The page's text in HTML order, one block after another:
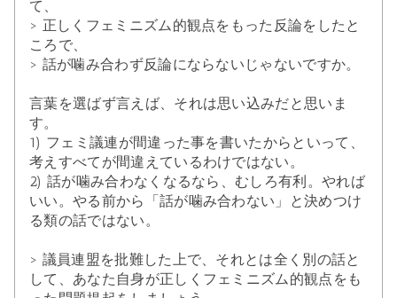
て、
> 正しくフェミニズム的観点をもった反論をしたと
ころで、
> 話が噛み合わず反論にならないじゃないですか。
言葉を選ばず言えば、それは思い込みだと思いま
す。
1) フェミ議連が間違った事を書いたからといって、
考えすべてが間違えているわけではない。
2) 話が噛み合わなくなるなら、むしろ有利。やれば
いい。やる前から「話が噛み合わない」と決めつけ
る類の話ではない。
> 議員連盟を批難した上で、それとは全く別の話と
して、あなた自身が正しくフェミニズム的観点をも